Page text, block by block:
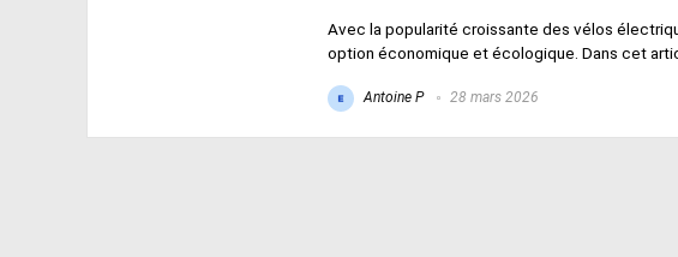
Avec la popularité croissante des vélos
option économique et écologique. Dans cet
Antoine P 28 mars 2026